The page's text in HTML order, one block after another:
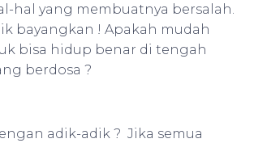
hal yang membuatnya bersalah.
bayangkan ! Apakah mudah
bisa hidup benar di tengah
berdosa ?
adik-adik ? Jika semua